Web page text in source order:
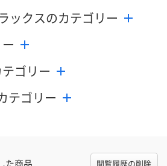
ックスのカテゴリー
ゴリー
テゴリー
た商品 閲覧履歴の削除